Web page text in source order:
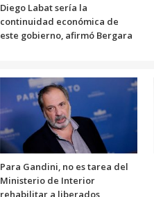
Diego Labat sería la
continuidad económica de
este gobierno, afirmó Bergara
Para Gandini, no es tarea del
Ministerio de Interior
rehabilitar a liberados